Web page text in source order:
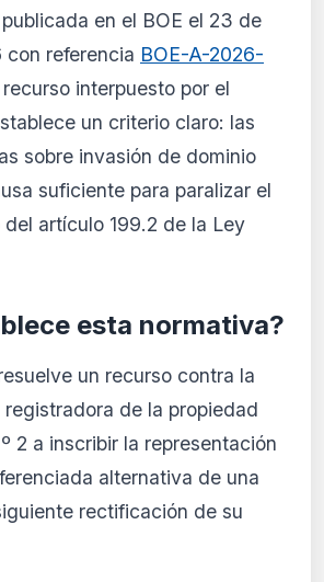
en el BOE el 23 de
referencia BOE-A-2026-
interpuesto por el
un criterio claro: las
sobre invasión de dominio
suficiente para paralizar el
artículo 199.2 de la Ley
esta normativa?
un recurso contra la
de la propiedad
2 a inscribir la representación
alternativa de una
rectificación de su